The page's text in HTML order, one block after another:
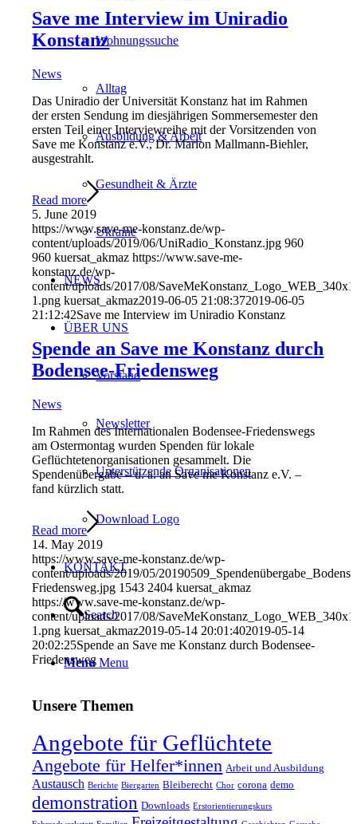
Wohnungssuche
Alltag
Ausbildung & Arbeit
Gesundheit & Ärzte
Ukraine
NEWS
ÜBER UNS
Vorstand
Newsletter
Unterstützende Organisationen
Download Logo
KONTAKT
Search
Menu Menu
Save me Interview im Uniradio
Konstanz
News
Das Uniradio der Universität Konstanz hat im Rahmen
der ersten Sendung im diesjährigen Sommersemester den
ersten Teil einer Interviewreihe mit der Vorsitzenden von
Save me Konstanz e.V., Dr. Marion Mallmann-Biehler,
ausgestrahlt.
Read more
5. June 2019
https://www.save-me-konstanz.de/wp-
content/uploads/2019/06/UniRadio_Konstanz.jpg 960
960 kuersat_akmaz https://www.save-me-
konstanz.de/wp-
content/uploads/2017/08/
1.png kuersat_akmaz2019-06-05 21:08:372019-06-05
21:12:42Save me Interview im Uniradio Konstanz
Spende an Save me Konstanz durch
Bodensee-Friedensweg
News
Im Rahmen des Internationalen Bodensee-Friedenswegs
am Ostermontag wurden Spenden für lokale
Geflüchtetenorganisationen gesammelt. Die
Spendenübergabe – u. a. an Save me Konstanz e.V. –
fand kürzlich statt.
Read more
14. May 2019
https://www.save-me-konstanz.de/wp-
content/uploads/2019/05/
Friedensweg.jpg 1543 2404 kuersat_akmaz
https://www.save-me-konstanz.de/wp-
content/uploads/2017/08/
1.png kuersat_akmaz2019-05-14 20:01:402019-05-14
20:02:25Spende an Save me Konstanz durch Bodensee-
Friedensweg
Unsere Themen
Angebote für Geflüchtete
Angebote für Helfer*innen Arbeit und Ausbildung
Austausch Berichte Biergarten Bleiberecht Chor corona demo
demonstration Downloads Erstorientierungskurs